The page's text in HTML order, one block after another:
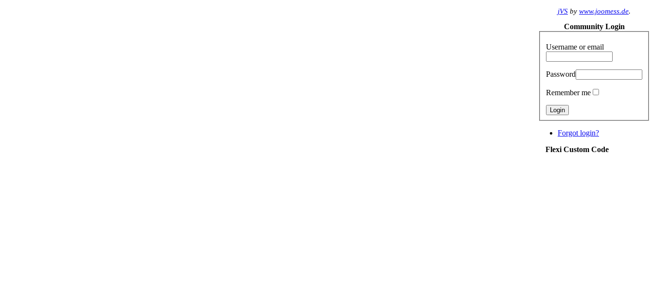
jVS by www.joomess.de.
Community Login
Username or email
Password
Remember me
Forgot login?
Flexi Custom Code